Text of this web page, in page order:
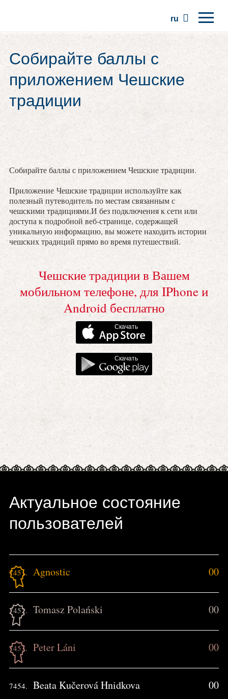
ru
Регионы
Традиции
Экскурсии
Собирайте баллы с
приложением Чешские
традиции
Собирайте баллы с приложением Чешские традиции.
Приложение Чешские традиции используйте как
полезный путеводитель по местам связанным с
чешскими традициями.И без подключения к сети или
доступа к подробной веб-странице, содержащей
уникальную информацию, вы можете находить истории
чешских традиций прямо во время путешествий.
Чешские традиции в Вашем
мобильном телефоне, для IPhone и
Android бесплатно
Скачать
Скачать
Актуальное состояние
пользователей
7451. Agnostic 00
7452. Tomasz Polański 00
7453. Peter Láni 00
7454. Beata Kučerová Hnidkova 00